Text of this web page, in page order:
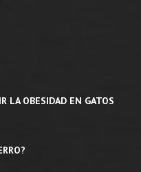
LA OBESIDAD EN GATOS